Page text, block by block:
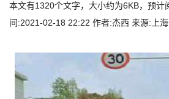
本文有1320个文字，大小约为6KB，预计
间:2021-02-18 22:22 作者:杰西 来源:上